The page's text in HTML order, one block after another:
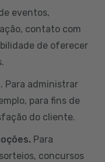
eventos,
contato com
de oferecer
. Para administrar
para fins de
do cliente.
Para
concursos